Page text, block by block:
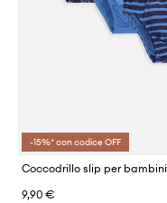
-15%* con codice OFF
9,90 €